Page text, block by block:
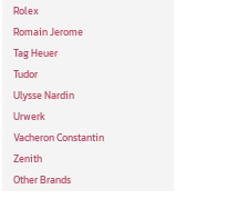
Rolex
Romain Jerome
Tag Heuer
Tudor
Ulysse Nardin
Urwerk
Vacheron Constantin
Zenith
Other Brands